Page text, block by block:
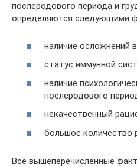
послеродового периода и
определяются следующими
наличие осложнений
статус иммунной
наличие
послеродового
некачественный
большое количество
Все вышеперечисленные